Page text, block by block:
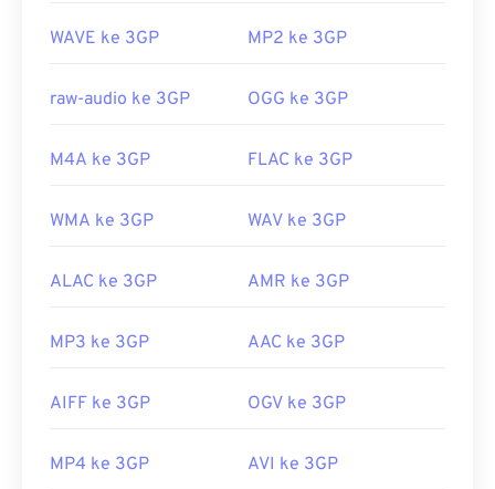
di luar ponsel, konversikanberkas ke MP4.
ke-3 (3GPP)
Rilis awal: 1997
https://en.wikipedia.org/wiki/3GP_dan_3G2
WAVE ke 3GP MP2 ke 3GP
raw-audio ke 3GP OGG ke 3GP
M4A ke 3GP FLAC ke 3GP
WMA ke 3GP WAV ke 3GP
ALAC ke 3GP AMR ke 3GP
MP3 ke 3GP AAC ke 3GP
AIFF ke 3GP OGV ke 3GP
MP4 ke 3GP AVI ke 3GP